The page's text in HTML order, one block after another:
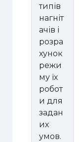
типів
нагніт
ачів і
розра
хунок
режи
му їх
робот
и для
задан
их
умов.